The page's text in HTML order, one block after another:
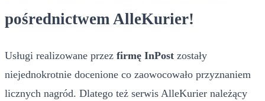
pośrednictwem AlleKurier!
Usługi realizowane przez firmę InPost zostały
niejednokrotnie docenione co zaowocowało przyznaniem
licznych nagród. Dlatego też serwis AlleKurier należący